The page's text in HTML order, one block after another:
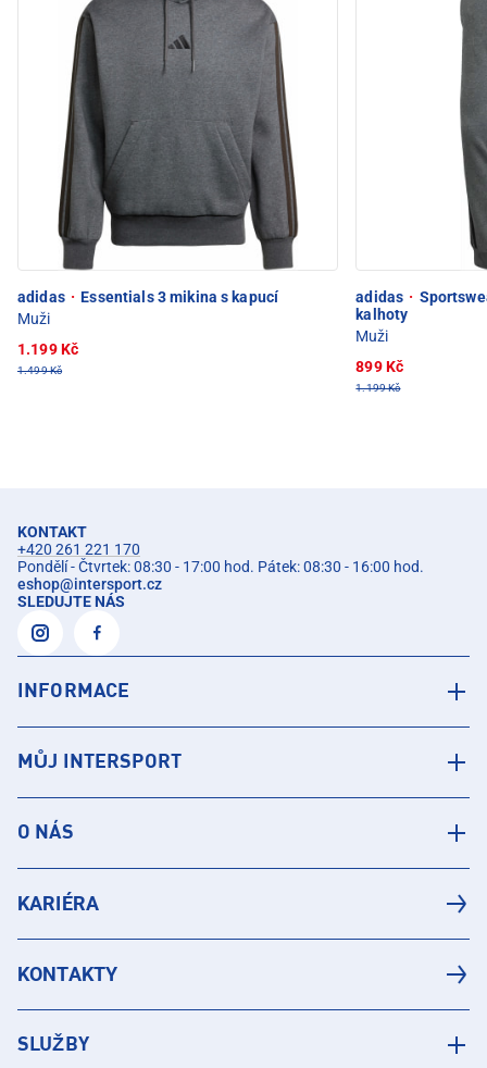
adidas · Essentials 3 mikina s kapucí
Muži
1.199 Kč
1.499 Kč
adidas ·
kalhoty
Muži
899 Kč
1.199 Kč
KONTAKT
+420 261 221 170
Pondělí - Čtvrtek: 08:30 - 17:00 hod. Pátek: 08:30 - 16:00 hod.
eshop@intersport.cz
SLEDUJTE NÁS
INFORMACE
MŮJ INTERSPORT
O NÁS
KARIÉRA
KONTAKTY
SLUŽBY